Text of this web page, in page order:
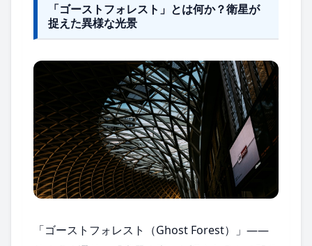
「ゴーストフォレスト」とは何か？衛星が
捉えた異様な光景
「ゴーストフォレスト（Ghost Forest）」――